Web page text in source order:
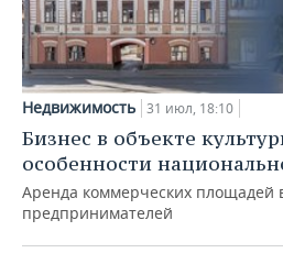
Недвижимость 31 июл, 18:10
Бизнес в объекте
особенности
Аренда коммерческих площадей
предпринимателей